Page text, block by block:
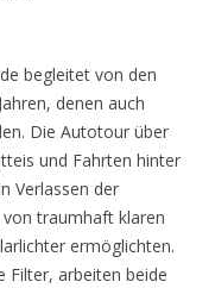
begleitet von den
denen auch
Die Autotour über
und Fahrten hinter
Verlassen der
traumhaft klaren
ermöglichten.
Filter, arbeiten beide